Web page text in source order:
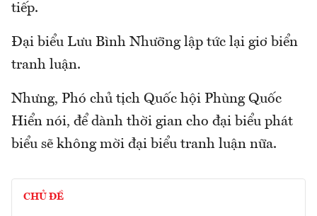
tiếp.
Đại biểu Lưu Bình Nhưỡng lập tức lại giơ biển
tranh luận.
Nhưng, Phó chủ tịch Quốc hội Phùng Quốc
Hiển nói, để dành thời gian cho đại biểu phát
biểu sẽ không mời đại biểu tranh luận nữa.
CHỦ ĐỀ